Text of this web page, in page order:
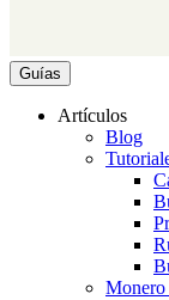
Guías
Artículos
Blog
Monero